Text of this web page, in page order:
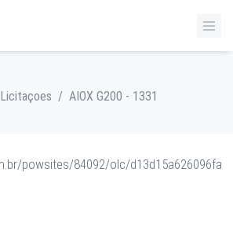
Licitaçoes / AIOX G200 - 1331